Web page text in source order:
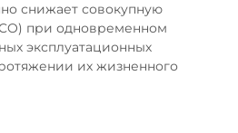
снижает совокупную
при одновременном
эксплуатационных
их жизненного